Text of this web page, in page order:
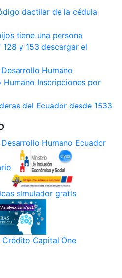
dactilar de la cédula
tiene una persona
128 y 153 descargar el
Humano
Humano Inscripciones por
del Ecuador desde 1533
Humano Ecuador
simulador gratis
Capital One